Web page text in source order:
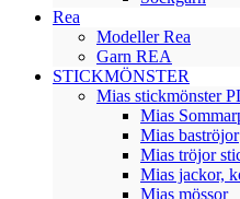
Rea
Modeller Rea
Garn REA
STICKMÖNSTER
Mias stickmönster
Mias
Mias baströjor
Mias tröjor
Mias jackor,
Mias mössor